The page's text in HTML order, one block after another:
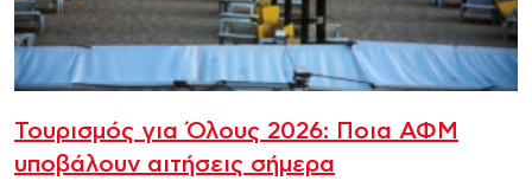
Τουρισμός για Όλους 2026: Ποια ΑΦΜ
υποβάλουν αιτήσεις σήμερα